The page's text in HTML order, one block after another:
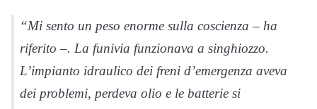
“Mi sento un peso enorme sulla coscienza – ha
riferito –. La funivia funzionava a singhiozzo.
L’impianto idraulico dei freni d’emergenza aveva
dei problemi, perdeva olio e le batterie si